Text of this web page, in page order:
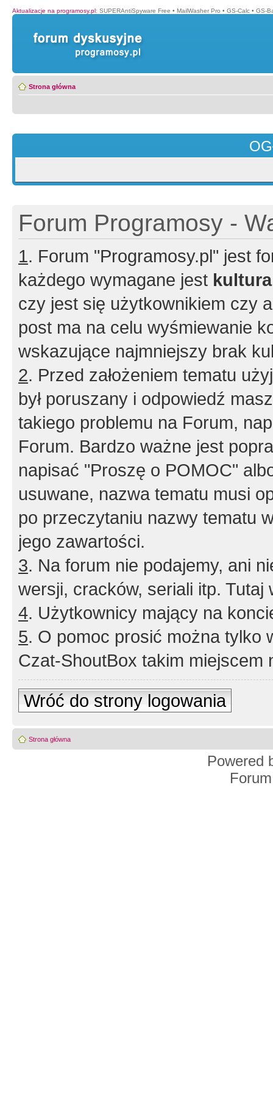
Aktualizacje na programosy.pl: SUPERAntiSpyware Free • MailWasher Pro • GS-Calc • GS-
Strona główna
Forum Programosy -
1. Forum "Programosy.pl" jest
każdego wymagane jest
czy jest się użytkownikiem czy
post ma na celu wyśmiewanie
wskazujące najmniejszy brak
2. Przed założeniem tematu
był poruszany i odpowiedź
takiego problemu na Forum,
Forum. Bardzo ważne jest
napisać "Proszę o POMOC"
usuwane, nazwa tematu musi
po przeczytaniu nazwy tematu
jego zawartości.
3. Na forum nie podajemy, ani
wersji, cracków, seriali itp. Tutaj
4. Użytkownicy mający na
5. O pomoc prosić można tylko
Czat-ShoutBox takim miejscem
Wróć do strony logowania
Strona główna
Powered